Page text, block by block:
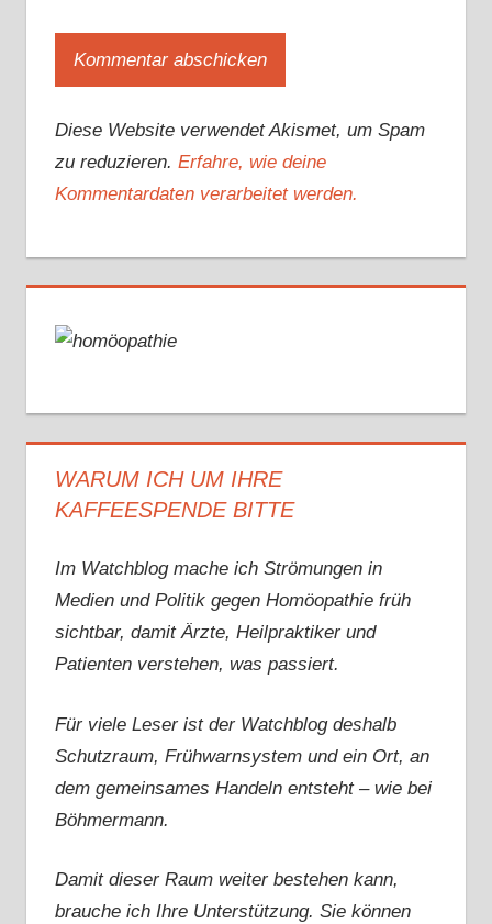
Diese Website verwendet Akismet, um Spam
zu reduzieren. Erfahre, wie deine
Kommentardaten verarbeitet werden.
WARUM ICH UM IHRE
KAFFEESPENDE BITTE
Im Watchblog mache ich Strömungen in
Medien und Politik gegen Homöopathie früh
sichtbar, damit Ärzte, Heilpraktiker und
Patienten verstehen, was passiert.
Für viele Leser ist der Watchblog deshalb
Schutzraum, Frühwarnsystem und ein Ort, an
dem gemeinsames Handeln entsteht – wie bei
Böhmermann.
Damit dieser Raum weiter bestehen kann,
brauche ich Ihre Unterstützung. Sie können